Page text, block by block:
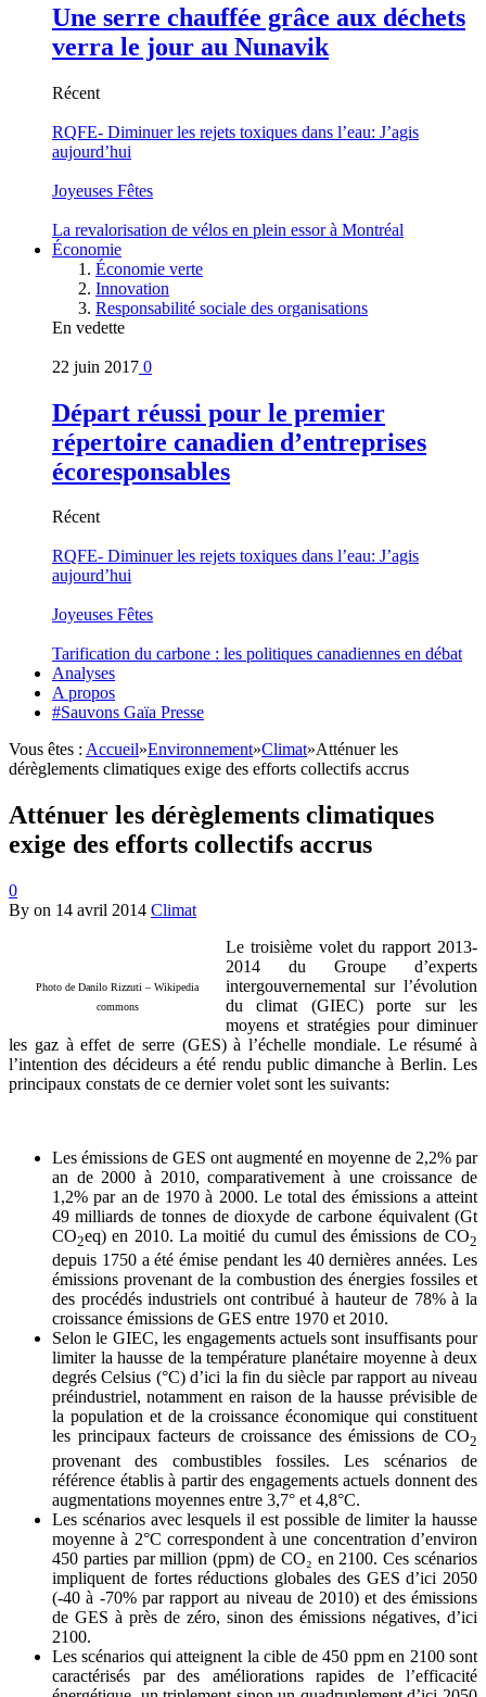
Une serre chauffée grâce aux déchets
verra le jour au Nunavik
Récent
RQFE- Diminuer les rejets toxiques dans l’eau: J’agis
aujourd’hui
Joyeuses Fêtes
La revalorisation de vélos en plein essor à Montréal
Économie
Économie verte
Innovation
Responsabilité sociale des organisations
En vedette
22 juin 2017 0
Départ réussi pour le premier
répertoire canadien d’entreprises
écoresponsables
Récent
RQFE- Diminuer les rejets toxiques dans l’eau: J’agis
aujourd’hui
Joyeuses Fêtes
Tarification du carbone : les politiques canadiennes en débat
Analyses
A propos
#Sauvons Gaïa Presse
Vous êtes : Accueil»Environnement»Climat»Atténuer les
dérèglements climatiques exige des efforts collectifs accrus
Atténuer les dérèglements climatiques
exige des efforts collectifs accrus
0
By on 14 avril 2014 Climat
Photo de Danilo Rizzuti – Wikipedia
commons
Le troisième volet du rapport 2013-
2014 du Groupe d’experts
intergouvernemental sur l’évolution
du climat (GIEC) porte sur les
moyens et stratégies pour diminuer
les gaz à effet de serre (GES) à l’échelle mondiale. Le résumé à
l’intention des décideurs a été rendu public dimanche à Berlin. Les
principaux constats de ce dernier volet sont les suivants:
Les émissions de GES ont augmenté en moyenne de 2,2% par
an de 2000 à 2010, comparativement à une croissance de
1,2% par an de 1970 à 2000. Le total des émissions a atteint
49 milliards de tonnes de dioxyde de carbone équivalent (Gt
CO2eq) en 2010. La moitié du cumul des émissions de CO2
depuis 1750 a été émise pendant les 40 dernières années. Les
émissions provenant de la combustion des énergies fossiles et
des procédés industriels ont contribué à hauteur de 78% à la
croissance émissions de GES entre 1970 et 2010.
Selon le GIEC, les engagements actuels sont insuffisants pour
limiter la hausse de la température planétaire moyenne à deux
degrés Celsius (°C) d’ici la fin du siècle par rapport au niveau
préindustriel, notamment en raison de la hausse prévisible de
la population et de la croissance économique qui constituent
les principaux facteurs de croissance des émissions de CO2
provenant des combustibles fossiles. Les scénarios de
référence établis à partir des engagements actuels donnent des
augmentations moyennes entre 3,7° et 4,8°C.
Les scénarios avec lesquels il est possible de limiter la hausse
moyenne à 2°C correspondent à une concentration d’environ
450 parties par million (ppm) de CO₂ en 2100. Ces scénarios
impliquent de fortes réductions globales des GES d’ici 2050
(-40 à -70% par rapport au niveau de 2010) et des émissions
de GES à près de zéro, sinon des émissions négatives, d’ici
2100.
Les scénarios qui atteignent la cible de 450 ppm en 2100 sont
caractérisés par des améliorations rapides de l’efficacité